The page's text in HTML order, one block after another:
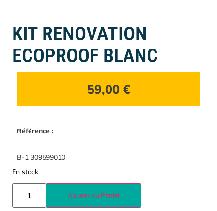
KIT RENOVATION
ECOPROOF BLANC
59,00 €
Référence :
B-1 309599010
En stock
Ajouter Au Panier